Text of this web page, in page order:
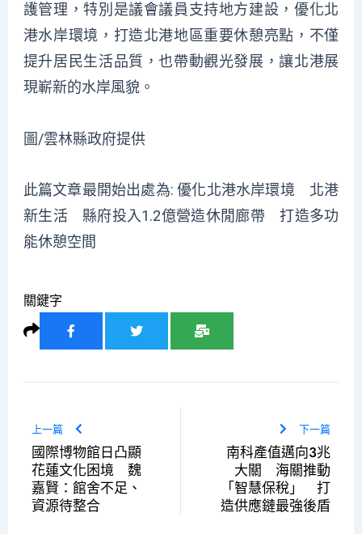
護管理，特別是議會議員支持地方建設，優化北
港水岸環境，打造北港地區重要休憩亮點，不僅
提升居民生活品質，也帶動觀光發展，讓北港展
現嶄新的水岸風貌。
圖/雲林縣政府提供
此篇文章最開始出處為:優化北港水岸環境 北港
新生活 縣府投入1.2億營造休閒廊帶 打造多功
能休憩空間
關鍵字
上一篇
國際博物館日凸顯
花蓮文化困境 魏
嘉賢：館舍不足、
資源待整合
下一篇
南科產值邁向3兆
大關 海關推動
「智慧保稅」 打
造供應鏈最強後盾